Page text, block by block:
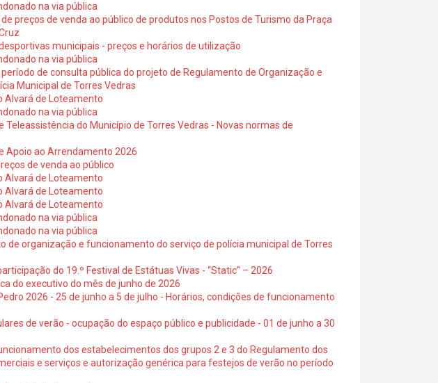
na via pública
preços de venda ao público de produtos nos Postos de Turismo da Praça
municipais - preços e horários de utilização
na via pública
de consulta pública do projeto de Regulamento de Organização e
Municipal de Torres Vedras
Alvará de Loteamento
na via pública
Teleassistência do Município de Torres Vedras - Novas normas de
Apoio ao Arrendamento 2026
de venda ao público
Alvará de Loteamento
Alvará de Loteamento
Alvará de Loteamento
na via pública
na via pública
de organização e funcionamento do serviço de polícia municipal de Torres
do 19.º Festival de Estátuas Vivas - “Static” – 2026
do executivo do mês de junho de 2026
2026 - 25 de junho a 5 de julho - Horários, condições de funcionamento
de verão - ocupação do espaço público e publicidade - 01 de junho a 30
dos estabelecimentos dos grupos 2 e 3 do Regulamento dos
e serviços e autorização genérica para festejos de verão no período